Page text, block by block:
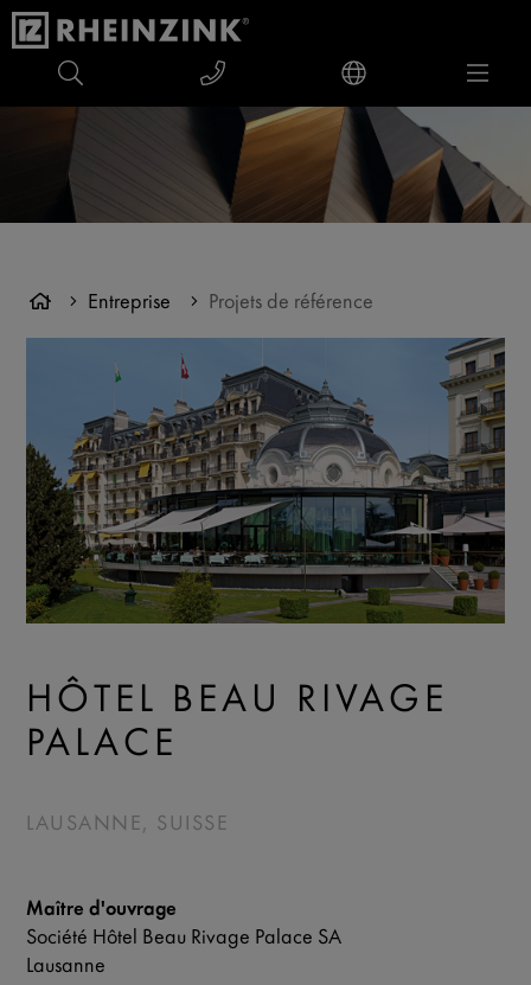
Entreprise Projets de référence
HÔTEL BEAU RIVAGE
PALACE
LAUSANNE, SUISSE
Maître d'ouvrage
Société Hôtel Beau Rivage Palace SA
Lausanne